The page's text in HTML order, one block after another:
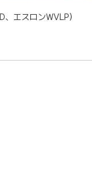
エスロンWVLP）